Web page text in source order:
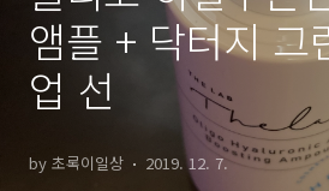
앰플 + 닥터지 그
업 선
by 초록이일상 2019. 12. 7.